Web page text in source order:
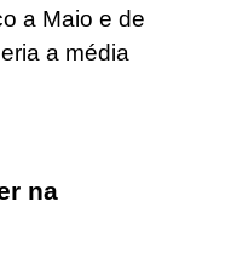
a Maio e de
a média
na